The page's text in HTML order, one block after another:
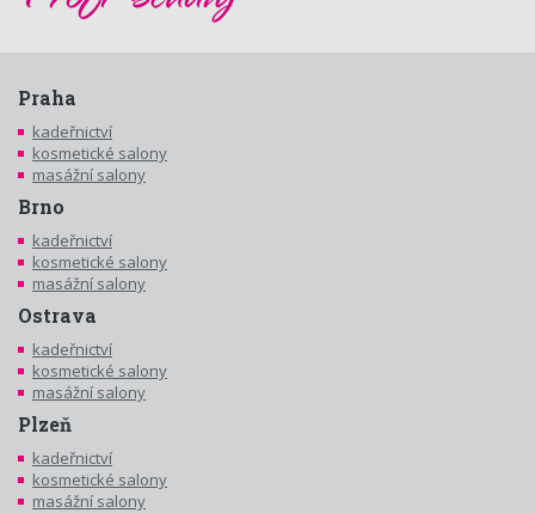
Praha
kadeřnictví
kosmetické salony
masážní salony
Brno
kadeřnictví
kosmetické salony
masážní salony
Ostrava
kadeřnictví
kosmetické salony
masážní salony
Plzeň
kadeřnictví
kosmetické salony
masážní salony